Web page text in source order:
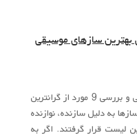
بهترین سازهای موسیقی
در این مقاله از روشینا موزیک، به معرفی و بررسی 9 مورد از گرانترین
به دلیل سازنده، نوازنده
لیست قرار گرفتند. اگر به